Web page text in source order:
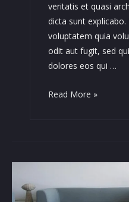
veritatis et quasi
dicta sunt
voluptatem quia
odit aut fugit, sed
dolores eos qui …
Vivamus
Read More »